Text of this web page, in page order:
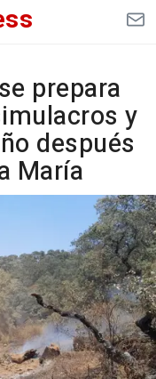
prepara
y
después
María